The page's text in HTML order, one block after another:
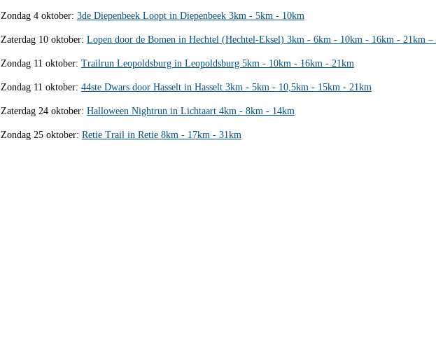
Zondag 4 oktober: 3de Diepenbeek Loopt in Diepenbeek 3km - 5km - 10km
Zaterdag 10 oktober: Lopen door de Bomen in Hechtel (Hechtel-Eksel) 3km - 6km - 10km - 16km - 21km –
Zondag 11 oktober: Trailrun Leopoldsburg in Leopoldsburg 5km - 10km - 16km - 21km
Zondag 11 oktober: 44ste Dwars door Hasselt in Hasselt 3km - 5km - 10,5km - 15km - 21km
Zaterdag 24 oktober: Halloween Nightrun in Lichtaart 4km - 8km - 14km
Zondag 25 oktober: Retie Trail in Retie 8km - 17km - 31km